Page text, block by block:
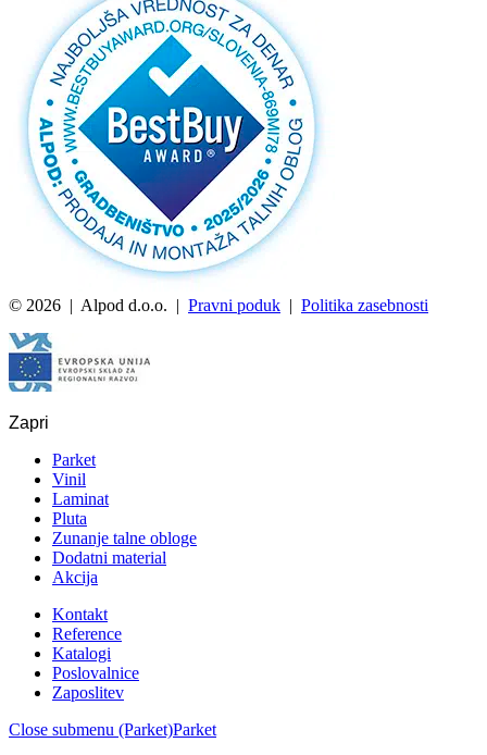
© 2026 | Alpod d.o.o. | Pravni poduk | Politika zasebnosti
Zapri
Parket
Vinil
Laminat
Pluta
Zunanje talne obloge
Dodatni material
Akcija
Kontakt
Reference
Katalogi
Poslovalnice
Zaposlitev
Close submenu (Parket)Parket